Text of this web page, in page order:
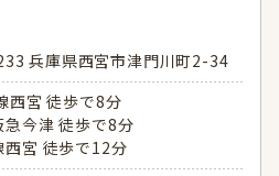
兵庫県西宮市津門川町2-34
西宮 徒歩で8分
急今津 徒歩で8分
西宮 徒歩で12分